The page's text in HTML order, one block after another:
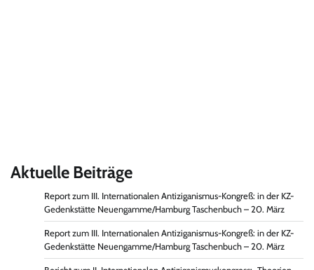
Aktuelle Beiträge
Report zum III. Internationalen Antiziganismus-Kongreß: in der KZ-
Gedenkstätte Neuengamme/Hamburg Taschenbuch – 20. März
Report zum III. Internationalen Antiziganismus-Kongreß: in der KZ-
Gedenkstätte Neuengamme/Hamburg Taschenbuch – 20. März